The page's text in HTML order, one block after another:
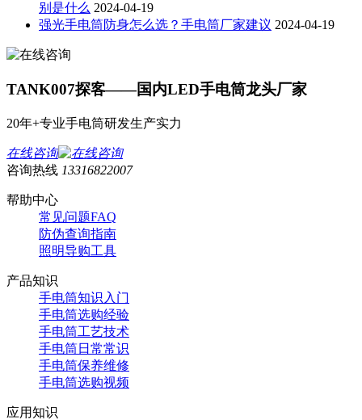
别是什么 2024-04-19
强光手电筒防身怎么选？手电筒厂家建议 2024-04-19
TANK007探客——国内LED手电筒龙头厂家
20年+专业手电筒研发生产实力
在线咨询
咨询热线 13316822007
帮助中心
常见问题FAQ
防伪查询指南
照明导购工具
产品知识
手电筒知识入门
手电筒选购经验
手电筒工艺技术
手电筒日常常识
手电筒保养维修
手电筒选购视频
应用知识